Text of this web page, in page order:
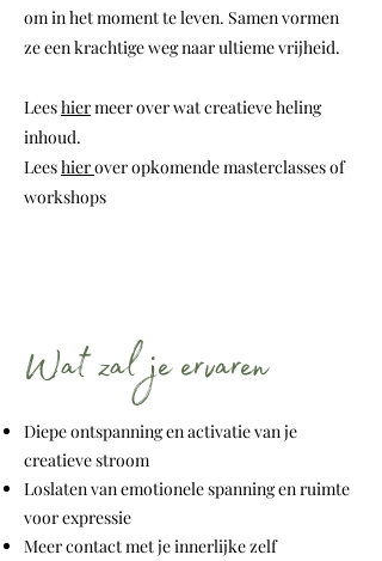
om in het moment te leven. Samen vormen
ze een krachtige weg naar ultieme vrijheid.
Leeshiermeer over wat creatieve heling
inhoud.
Leeshierover opkomende masterclasses of
workshops
Wat zal je ervaren
Diepe ontspanning en activatie van je
creatieve stroom
Loslaten van emotionele spanning en ruimte
voor expressie
Meer contact met je innerlijke zelf